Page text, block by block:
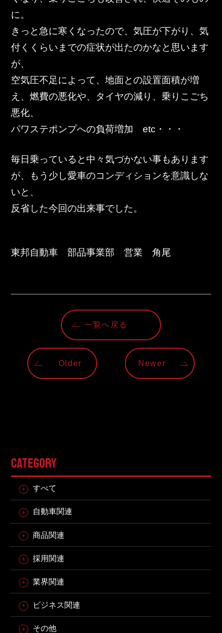
東邦グループからのお知らせ
お問い合わせ
に。
きっと急に寒くなったので、気圧が下がり、気
付くくらいまでの症状が出たのかなと思います
が、
空気圧不足によって、地面との設置面積が増
え、燃費の悪化や、タイヤの減り、乗りこごち
悪化、
パワステポンプへの負荷増加　etc・・・
毎日乗っていると中々気づかない事もあります
が、もう少し愛車のコンディションを意識しな
いと、
反省した今回の出来事でした。
東邦自動車　部品事業部　営業　角尾
一覧へ戻る
Older Newer
CATEGORY
すべて
自動車関連
商品関連
採用関連
業界関連
ビジネス関連
その他